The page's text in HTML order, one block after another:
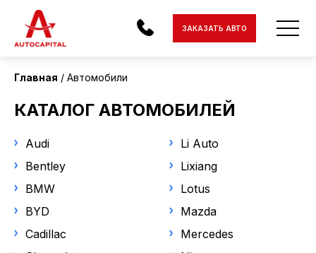
ДОСТАВКА
ЗАКАЗАТЬ АВТО
Главная Автомобили
КАТАЛОГ АВТОМОБИЛЕЙ
Audi
Bentley
BMW
BYD
Cadillac
Li Auto
Lixiang
Lotus
Mazda
Mercedes
Страна поставки
С пробегом
Статус